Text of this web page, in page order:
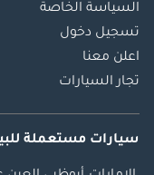
السياسة الخاصة
تسجيل دخول
اعلن معنا
تجار السيارات
سيارات مستعملة